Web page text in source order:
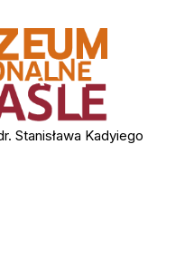
Stanisława Kadyiego